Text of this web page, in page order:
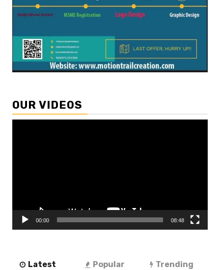
OUR VIDEOS
00:00 08:48
Latest Popular Trending